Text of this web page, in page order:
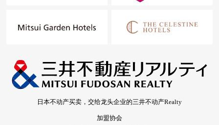
日本不动产买卖，交给龙头企业的三井不动产Realty
加盟协会